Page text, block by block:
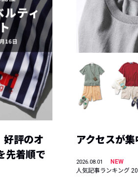
好評のオ
先着順で
アクセスが
2026.08.01
NEW
人気記事ランキング